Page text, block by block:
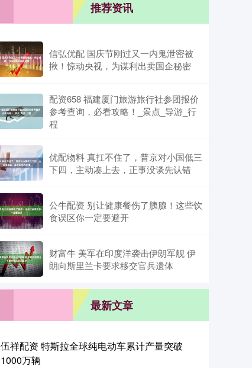
推荐资讯
信弘优配 国庆节刚过又一内鬼泄密被
揪！惊动央视，为谋利出卖国企秘密
配资658 福建厦门旅游旅行社参团报价
参考查询，必看攻略！_景点_导游_行
程
优配物料 真扛不住了，普京对小国低三
下四，主动凑上去，正事没谈先认错
公牛配资 别让健康餐伤了胰腺！这些饮
食误区你一定要避开
财富牛 美军在印度洋袭击伊朗军舰 伊
朗向斯里兰卡要求移交官兵遗体
最新文章
伍祥配资 特斯拉全球纯电动车累计产量突破
1000万辆